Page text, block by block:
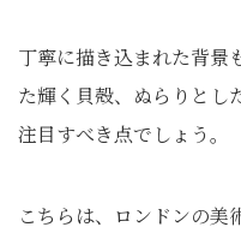
丁寧に描き込まれた背景
た輝く貝殻、ぬらりとし
注目すべき点でしょう。
こちらは、ロンドンの美